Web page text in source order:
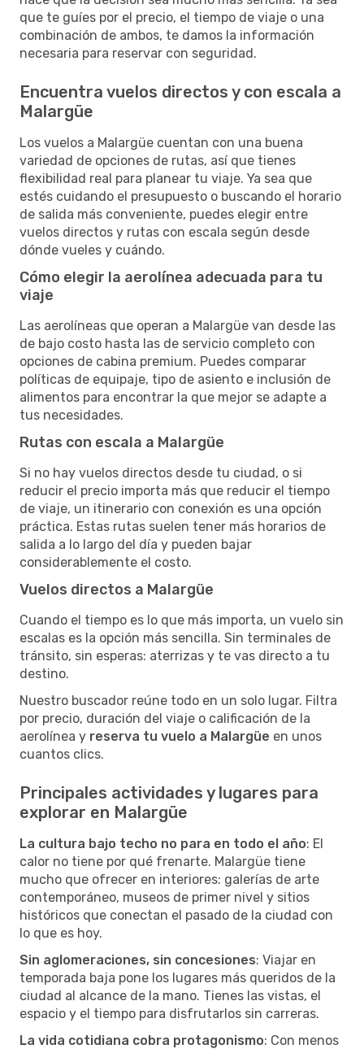
que te guíes por el precio, el tiempo de viaje o una
combinación de ambos, te damos la información
necesaria para reservar con seguridad.
Encuentra vuelos directos y con escala a
Malargüe
Los vuelos a Malargüe cuentan con una buena
variedad de opciones de rutas, así que tienes
flexibilidad real para planear tu viaje. Ya sea que
estés cuidando el presupuesto o buscando el horario
de salida más conveniente, puedes elegir entre
vuelos directos y rutas con escala según desde
dónde vueles y cuándo.
Cómo elegir la aerolínea adecuada para tu
viaje
Las aerolíneas que operan a Malargüe van desde las
de bajo costo hasta las de servicio completo con
opciones de cabina premium. Puedes comparar
políticas de equipaje, tipo de asiento e inclusión de
alimentos para encontrar la que mejor se adapte a
tus necesidades.
Rutas con escala a Malargüe
Si no hay vuelos directos desde tu ciudad, o si
reducir el precio importa más que reducir el tiempo
de viaje, un itinerario con conexión es una opción
práctica. Estas rutas suelen tener más horarios de
salida a lo largo del día y pueden bajar
considerablemente el costo.
Vuelos directos a Malargüe
Cuando el tiempo es lo que más importa, un vuelo sin
escalas es la opción más sencilla. Sin terminales de
tránsito, sin esperas: aterrizas y te vas directo a tu
destino.
Nuestro buscador reúne todo en un solo lugar. Filtra
por precio, duración del viaje o calificación de la
aerolínea y reserva tu vuelo a Malargüe en unos
cuantos clics.
Principales actividades y lugares para
explorar en Malargüe
La cultura bajo techo no para en todo el año: El
calor no tiene por qué frenarte. Malargüe tiene
mucho que ofrecer en interiores: galerías de arte
contemporáneo, museos de primer nivel y sitios
históricos que conectan el pasado de la ciudad con
lo que es hoy.
Sin aglomeraciones, sin concesiones: Viajar en
temporada baja pone los lugares más queridos de la
ciudad al alcance de la mano. Tienes las vistas, el
espacio y el tiempo para disfrutarlos sin carreras.
La vida cotidiana cobra protagonismo: Con menos